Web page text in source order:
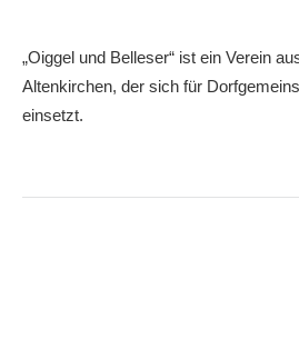
„Oiggel und Belleser“ ist ein Verein
Altenkirchen, der sich für
einsetzt.